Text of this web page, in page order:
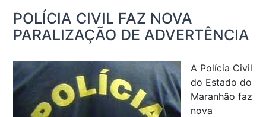
POLÍCIA CIVIL FAZ NOVA
PARALIZAÇÃO DE ADVERTÊNCIA
A Polícia Civil
do Estado do
Maranhão faz
nova